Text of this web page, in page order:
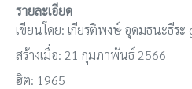
รายละเอียด
เขียนโดย: เกียรติพงษ์ อุดมธนะธีระ
สร้างเมื่อ: 21 กุมภาพันธ์ 2566
ฮิต: 1965